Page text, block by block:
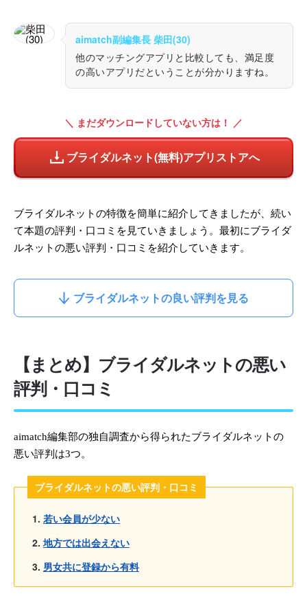
aimatch副編集長 柴田(30)
他のマッチングアプリと比較しても、満足度
の高いアプリだということが分かりますね。
＼ まだダウンロードしていない方は！ ／
ブライダルネット(無料)アプリストアへ
ブライダルネットの特徴を簡単に紹介してきましたが、続い
て本題の評判・口コミを見ていきましょう。最初にブライダ
ルネットの悪い評判・口コミを紹介していきます。
ブライダルネットの良い評判を見る
【まとめ】ブライダルネットの悪い
評判・口コミ
aimatch編集部の独自調査から得られたブライダルネットの
悪い評判は3つ。
ブライダルネットの悪い評判・口コミ
若い会員が少ない
地方では出会えない
男女共に登録から有料